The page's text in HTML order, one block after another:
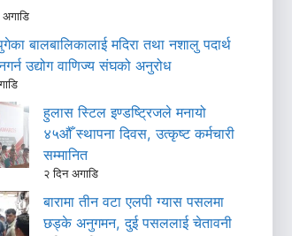
बालबालिकालाई मदिरा तथा नशालु पदार्थ
उद्योग वाणिज्य संघको अनुरोध
हुलास स्टिल इण्डष्ट्रिजले मनायो
४५औँ स्थापना दिवस, उत्कृष्ट कर्मचारी
सम्मानित
२ दिन अगाडि
बारामा तीन वटा एलपी ग्यास पसलमा
छड्के अनुगमन, दुई पसललाई चेतावनी